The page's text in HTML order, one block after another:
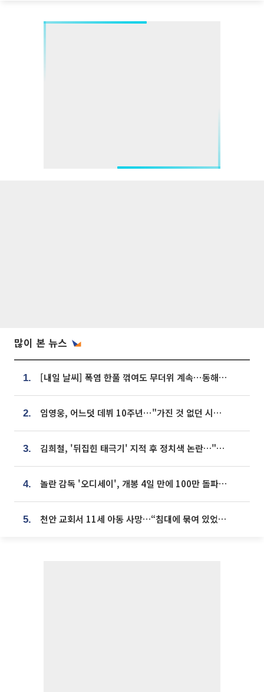
많이 본 뉴스
1. [내일 날씨] 폭염 한풀 꺾여도 무더위 계속⋯동해안 이틀 연속 비
2. 임영웅, 어느덧 데뷔 10주년⋯"가진 것 없던 시절, 내 앞엔 20명의 팬뿐"
3. 김희철, '뒤집힌 태극기' 지적 후 정치색 논란…"좌우 떠나 우리나라 국기"
4. 놀란 감독 '오디세이', 개봉 4일 만에 100만 돌파⋯'왕사남' 보다 빠르다
5. 천안 교회서 11세 아동 사망…“침대에 묶여 있었다” 진술 확보